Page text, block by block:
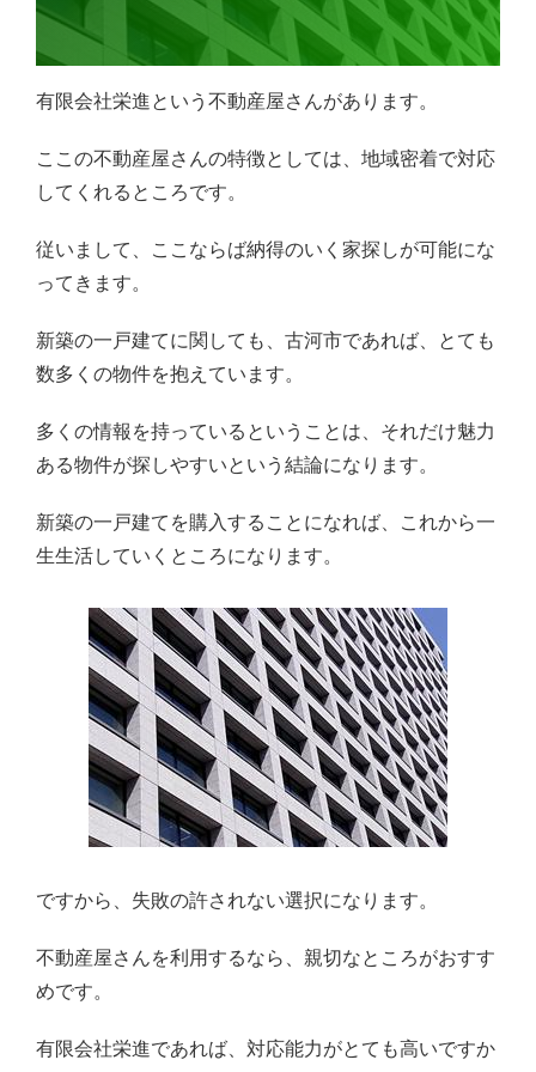
有限会社栄進という不動産屋さんがあります。
ここの不動産屋さんの特徴としては、地域密着で対応
してくれるところです。
従いまして、ここならば納得のいく家探しが可能にな
ってきます。
新築の一戸建てに関しても、古河市であれば、とても
数多くの物件を抱えています。
多くの情報を持っているということは、それだけ魅力
ある物件が探しやすいという結論になります。
新築の一戸建てを購入することになれば、これから一
生生活していくところになります。
ですから、失敗の許されない選択になります。
不動産屋さんを利用するなら、親切なところがおすす
めです。
有限会社栄進であれば、対応能力がとても高いですか